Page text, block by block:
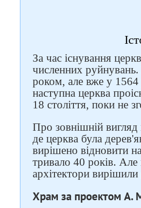
За час існування
численних
роком, але вже у 1564
наступна церква
18 століття, поки не
Про зовнішній
де церква була
вирішено відновити
тривало 40 років.
архітектори
Храм за проектом А.